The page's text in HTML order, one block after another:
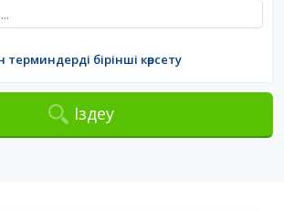
терминдерді бірінші көрсету
Іздеу